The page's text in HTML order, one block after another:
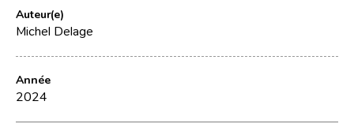
Auteur(e)
Michel Delage
Année
2024